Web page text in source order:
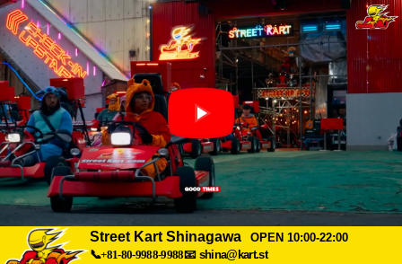
Street Kart Shinagawa
OPEN 10:00-22:00
📞+81-80-9988-9988📧 shina@kart.st